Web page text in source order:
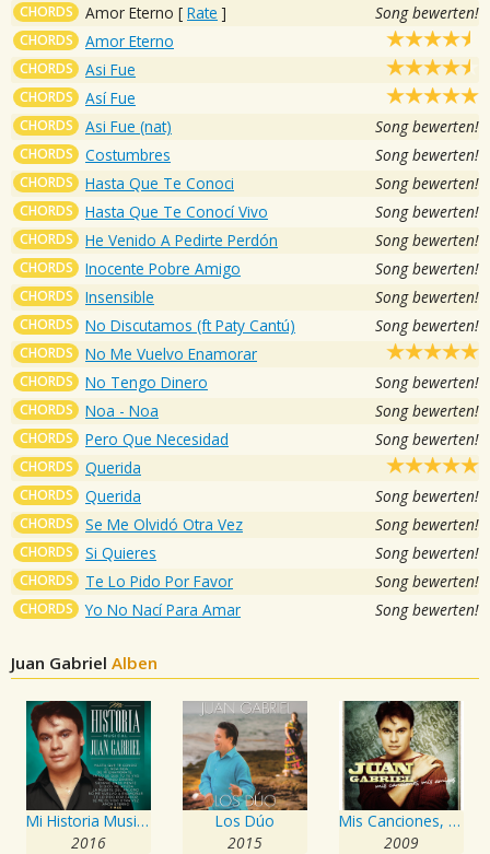
CHORDS Amor Eterno [ Rate ] Song bewerten!
CHORDS Amor Eterno
CHORDS Asi Fue
CHORDS Así Fue
CHORDS Asi Fue (nat) Song bewerten!
CHORDS Costumbres Song bewerten!
CHORDS Hasta Que Te Conoci Song bewerten!
CHORDS Hasta Que Te Conocí Vivo Song bewerten!
CHORDS He Venido A Pedirte Perdón Song bewerten!
CHORDS Inocente Pobre Amigo Song bewerten!
CHORDS Insensible Song bewerten!
CHORDS No Discutamos (ft Paty Cantú) Song bewerten!
CHORDS No Me Vuelvo Enamorar
CHORDS No Tengo Dinero Song bewerten!
CHORDS Noa - Noa Song bewerten!
CHORDS Pero Que Necesidad Song bewerten!
CHORDS Querida
CHORDS Querida Song bewerten!
CHORDS Se Me Olvidó Otra Vez Song bewerten!
CHORDS Si Quieres Song bewerten!
CHORDS Te Lo Pido Por Favor Song bewerten!
CHORDS Yo No Nací Para Amar Song bewerten!
Juan Gabriel Alben
Mi Historia Musical - Juan Gabriel
2016
Los Dúo
2015
Mis Canciones, Mis Amigos
2009